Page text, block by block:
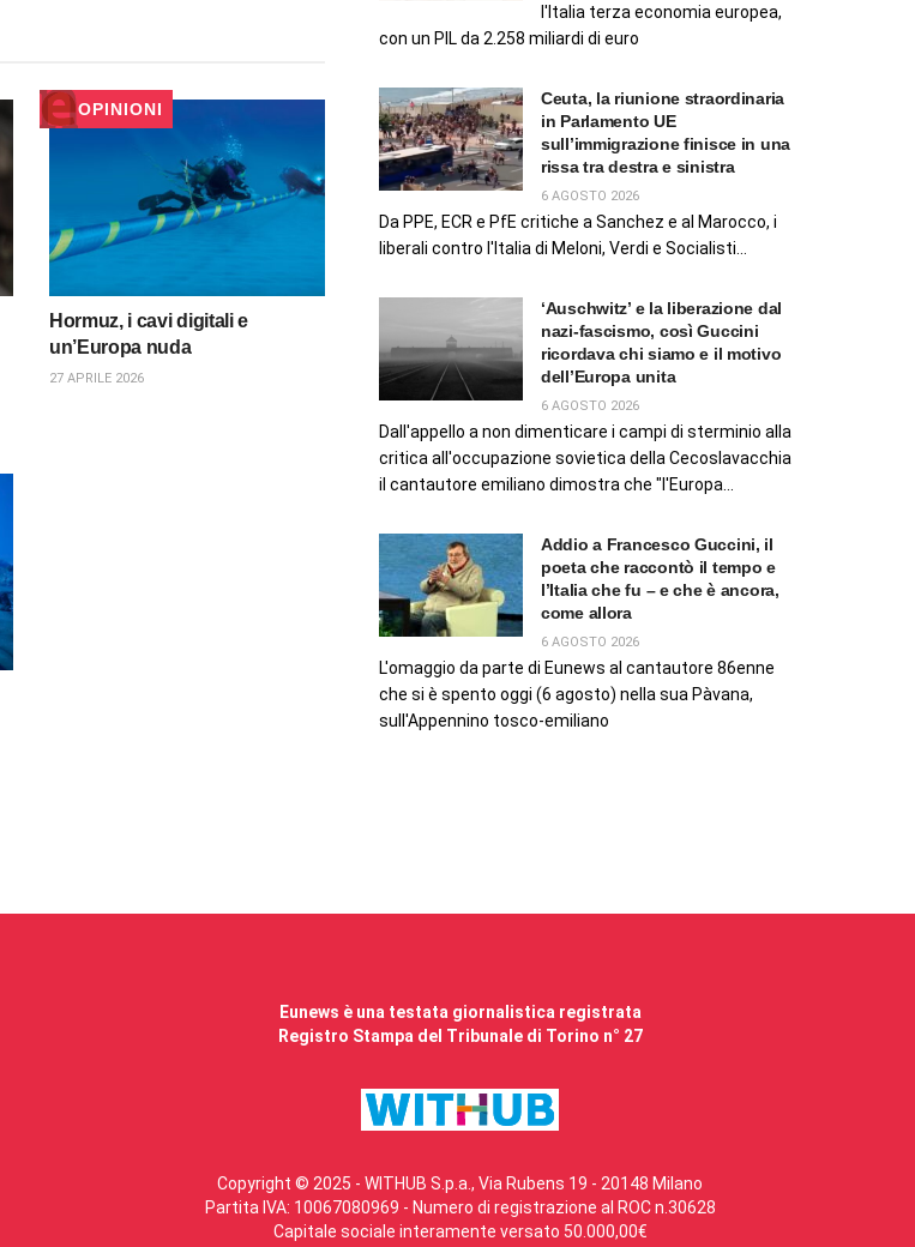
OPINIONI
Hormuz, i cavi digitali e
un’Europa nuda
27 APRILE 2026
l'Italia terza economia europea,
con un PIL da 2.258 miliardi di euro
Ceuta, la riunione straordinaria
in Parlamento UE
sull’immigrazione finisce in una
rissa tra destra e sinistra
6 AGOSTO 2026
Da PPE, ECR e PfE critiche a Sanchez e al Marocco, i
liberali contro l'Italia di Meloni, Verdi e Socialisti...
‘Auschwitz’ e la liberazione dal
nazi-fascismo, così Guccini
ricordava chi siamo e il motivo
dell’Europa unita
6 AGOSTO 2026
Dall'appello a non dimenticare i campi di sterminio alla
critica all'occupazione sovietica della Cecoslavacchia
il cantautore emiliano dimostra che "l'Europa...
Addio a Francesco Guccini, il
poeta che raccontò il tempo e
l’Italia che fu – e che è ancora,
come allora
6 AGOSTO 2026
L'omaggio da parte di Eunews al cantautore 86enne
che si è spento oggi (6 agosto) nella sua Pàvana,
sull'Appennino tosco-emiliano
Eunews è una testata giornalistica registrata
Registro Stampa del Tribunale di Torino n° 27
Copyright © 2025 - WITHUB S.p.a., Via Rubens 19 - 20148 Milano
Partita IVA: 10067080969 - Numero di registrazione al ROC n.30628
Capitale sociale interamente versato 50.000,00€